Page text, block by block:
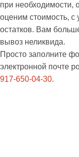
при необходимости,
оценим стоимость, с
остатков. Вам
вывоз неликвида.
Просто заполните
электронной почте
917-650-04-30.